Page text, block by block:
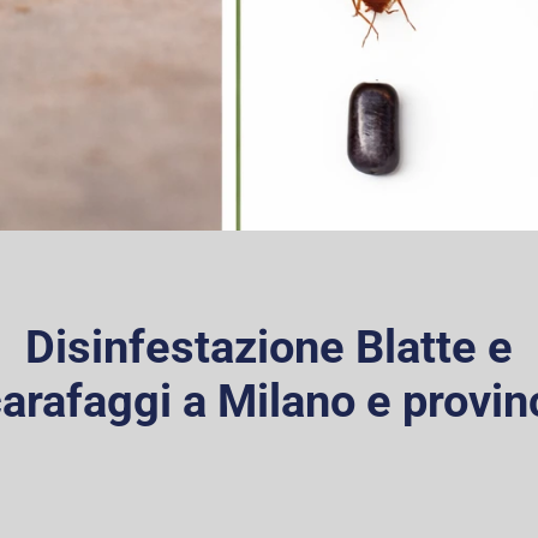
Disinfestazione Blatte e
a Milano e